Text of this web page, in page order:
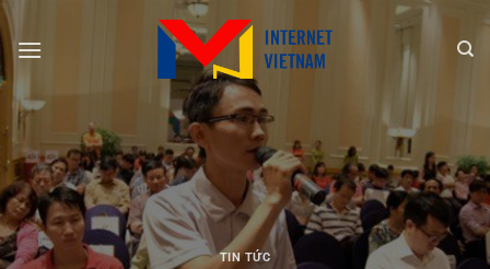
Chuyển
đến
dung
TIN TỨC